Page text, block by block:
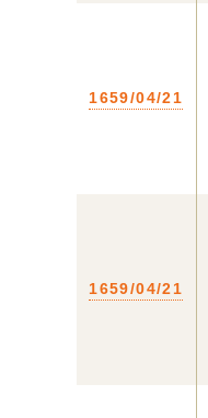
1659/04/21
1659/04/21